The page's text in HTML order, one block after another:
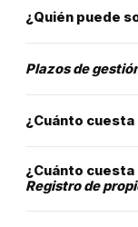
¿Quién puede
Plazos de
¿Cuánto cuesta
¿Cuánto
Registro de